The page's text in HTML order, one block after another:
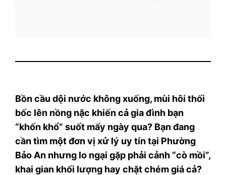
Bồn cầu dội nước không xuống, mùi hôi thối
bốc lên nồng nặc khiến cả gia đình bạn
“khốn khổ” suốt mấy ngày qua? Bạn đang
cần tìm một đơn vị xử lý uy tín tại Phường
Bảo An nhưng lo ngại gặp phải cảnh “cò mồi”,
khai gian khối lượng hay chặt chém giá cả?